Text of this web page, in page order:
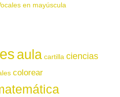
en mayúscula
aula cartilla ciencias
colorear